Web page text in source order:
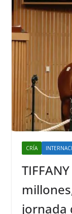
CRÍA
jornada